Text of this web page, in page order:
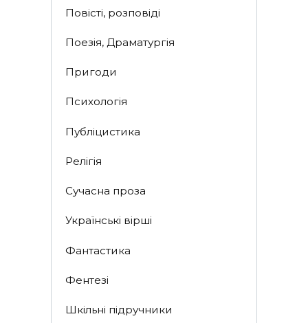
Повісті, розповіді
Поезія, Драматургія
Пригоди
Психологія
Публіцистика
Релігія
Сучасна проза
Українські вірші
Фантастика
Фентезі
Шкільні підручники